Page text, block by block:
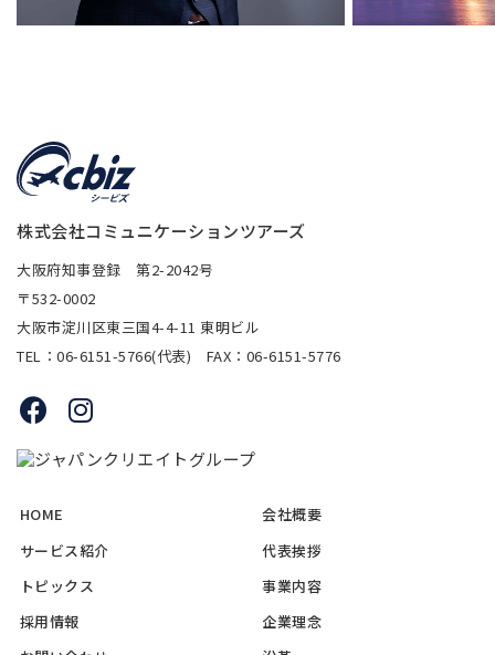
株式会社コミュニケーションツアーズ
大阪府知事登録 第2-2042号
〒532-0002
大阪市淀川区東三国4-4-11 東明ビル
TEL：06-6151-5766(代表) FAX：06-6151-5776
HOME
サービス紹介
トピックス
採用情報
会社概要
代表挨拶
事業内容
企業理念